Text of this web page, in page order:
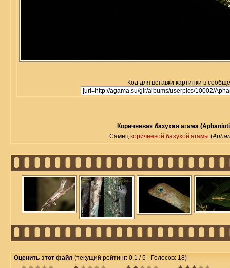
Код для вставки картинки в
Коричневая базухая агама
Самецкоричневой базухой агамы (
Оценить этот файл (текущий рейтинг: 0.1 / 5 - Голосов: 18)